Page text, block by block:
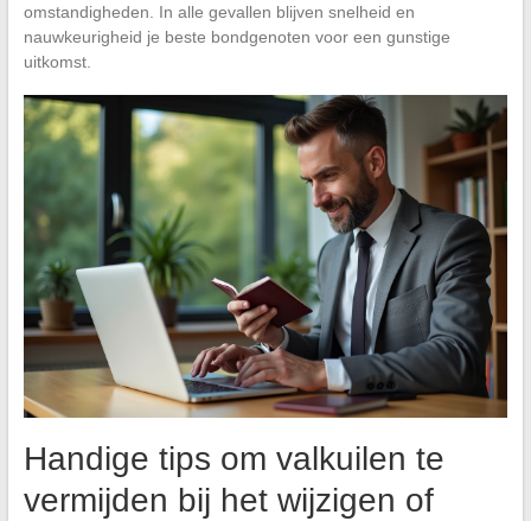
omstandigheden. In alle gevallen blijven snelheid en
nauwkeurigheid je beste bondgenoten voor een gunstige
uitkomst.
Handige tips om valkuilen te
vermijden bij het wijzigen of